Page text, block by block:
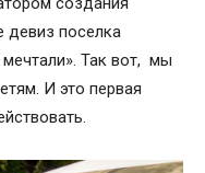
девиз поселка
Так вот, мы
И это первая